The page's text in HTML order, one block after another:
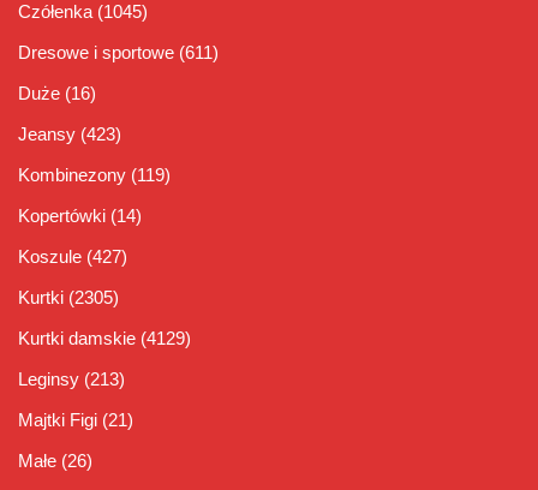
Czółenka (1045)
Dresowe i sportowe (611)
Duże (16)
Jeansy (423)
Kombinezony (119)
Kopertówki (14)
Koszule (427)
Kurtki (2305)
Kurtki damskie (4129)
Leginsy (213)
Majtki Figi (21)
Małe (26)